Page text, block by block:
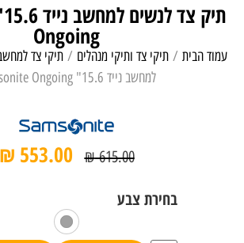
Ongoing
עמוד הבית /תיקי צד ותיקי מנהלים /תיקי צד
למחשב נייד 15.6" Samsonite Ongoing
₪615.00
₪ 553.00